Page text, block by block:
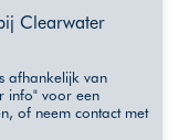
Clearwater
afhankelijk van
info" voor een
of neem contact met